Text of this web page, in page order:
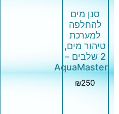
סנן מים
להחלפה
למערכת
טיהור מים,
2 שלבים –
AquaMaster
₪250